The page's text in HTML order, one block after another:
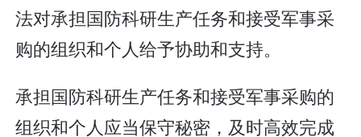
法对承担国防科研生产任务和接受军事采
购的组织和个人给予协助和支持。
承担国防科研生产任务和接受军事采购的
组织和个人应当保守秘密，及时高效完成